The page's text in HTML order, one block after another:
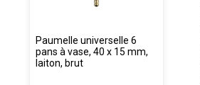
Paumelle universelle 6
pans à vase, 40 x 15 mm,
laiton, brut